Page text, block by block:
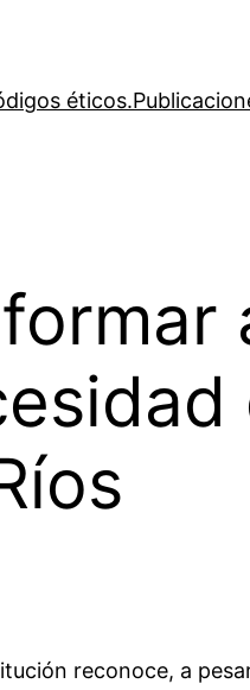
éticos.
reconoce, a